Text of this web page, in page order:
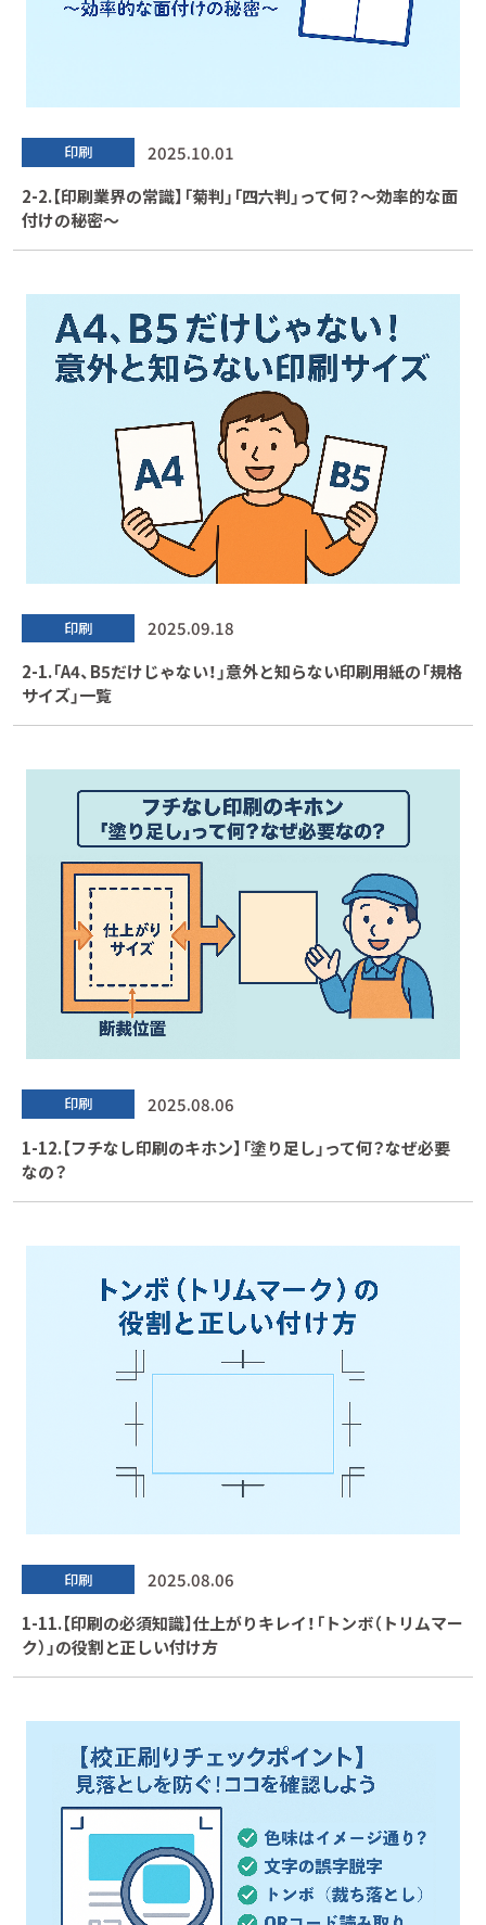
印刷
2025.10.01
2-2.【印刷業界の常識】「菊判」「四六判」って何？～効率的な面
付けの秘密～
印刷
2025.09.18
2-1.「A4、B5だけじゃない！」意外と知らない印刷用紙の「規格
サイズ」一覧
印刷
2025.08.06
1-12.【フチなし印刷のキホン】「塗り足し」って何？なぜ必要
なの？
印刷
2025.08.06
1-11.【印刷の必須知識】仕上がりキレイ！「トンボ（トリムマー
ク）」の役割と正しい付け方